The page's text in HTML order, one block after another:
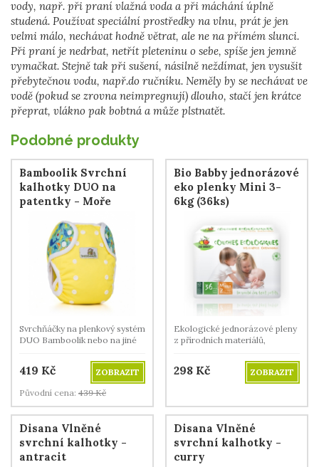
vody, např. při praní vlažná voda a při máchání úplně
studená. Používat speciální prostředky na vlnu, prát je jen
velmi málo, nechávat hodně větrat, ale ne na přímém slunci.
Při praní je nedrbat, netřít pleteninu o sebe, spíše jen jemně
vymačkat. Stejně tak při sušení, násilně neždímat, jen vysušit
přebytečnou vodu, např.do ručníku. Neměly by se nechávat ve
vodě (pokud se zrovna neimpregnují) dlouho, stačí jen krátce
přeprat, vlákno pak bobtná a může plstnatět.
Podobné produkty
Bamboolik Svrchní
kalhotky DUO na
patentky - Moře
Svrchňáčky na plenkový systém
DUO Bamboolik nebo na jiné
419 Kč
ZOBRAZIT
Původní cena: 439 Kč
Bio Babby jednorázové
eko plenky Mini 3-
6kg (36ks)
Ekologické jednorázové pleny
z přírodních materiálů,
298 Kč ZOBRAZIT
Disana Vlněné
svrchní kalhotky -
antracit
Disana Vlněné
svrchní kalhotky -
curry